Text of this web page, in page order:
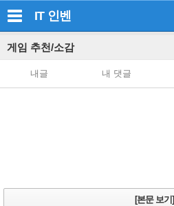
IT 인벤
게임 추천/소감
내글 내 댓글
[본문 보기]